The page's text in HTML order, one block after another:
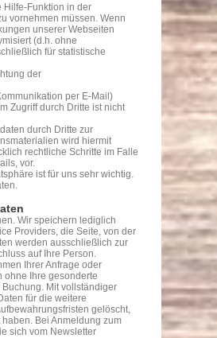
Hilfe-Funktion in der
vornehmen müssen. Wenn
unserer Webseiten
(d.h. ohne
für statistische
der
per E-Mail)
Zugriff durch Dritte ist nicht
durch Dritte zur
wird hiermit
rechtliche Schritte im Falle
vor.
ist für uns sehr wichtig.
Wir speichern lediglich
Providers, die Seite, von der
werden ausschließlich zur
auf Ihre Person.
Ihrer Anfrage oder
ohne Ihre gesonderte
Mit vollständiger
für die weitere
gelöscht,
Bei Anmeldung zum
sich vom Newsletter